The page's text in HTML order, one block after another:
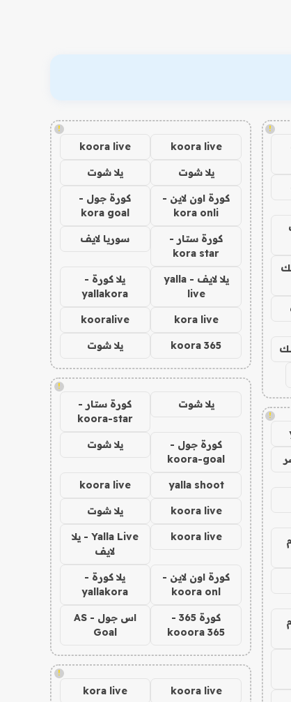
!
!
!
koora live
koora live
يلا شوت يلا شوت
كورة اون لاين -
kora onli
كورة جول -
kora goal
كورة ستار -
kora star
سوريا لايف
يلا لايف - yalla
live
يلا كورة -
yallakora
kora live
kooralive
koora 365 يلا شوت
!
يلا شوت
كورة ستار -
koora-star
كورة جول -
koora-goal
يلا شوت
yalla shoot
koora live
koora live يلا شوت
koora live
Yalla Live - يلا
لايف
كورة اون لاين -
koora onl
يلا كورة -
yallakora
كورة 365 -
kooora 365
اس جول - AS
Goal
!
koora live
kora live